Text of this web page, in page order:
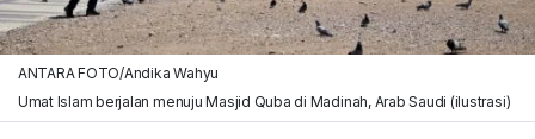
ANTARA FOTO/Andika Wahyu
Umat Islam berjalan menuju Masjid Quba di Madinah, Arab Saudi (ilustrasi)